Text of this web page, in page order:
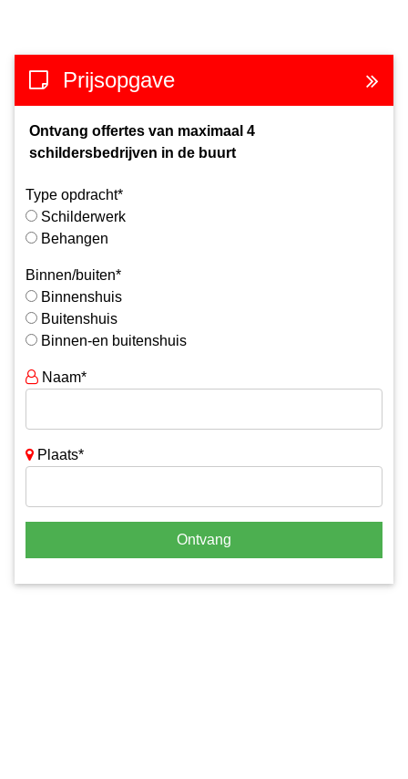
Prijsopgave
Ontvang offertes van maximaal 4
schildersbedrijven in de buurt
Type opdracht*
Schilderwerk
Behangen
Binnen/buiten*
Binnenshuis
Buitenshuis
Binnen-en buitenshuis
Naam*
Plaats*
Ontvang